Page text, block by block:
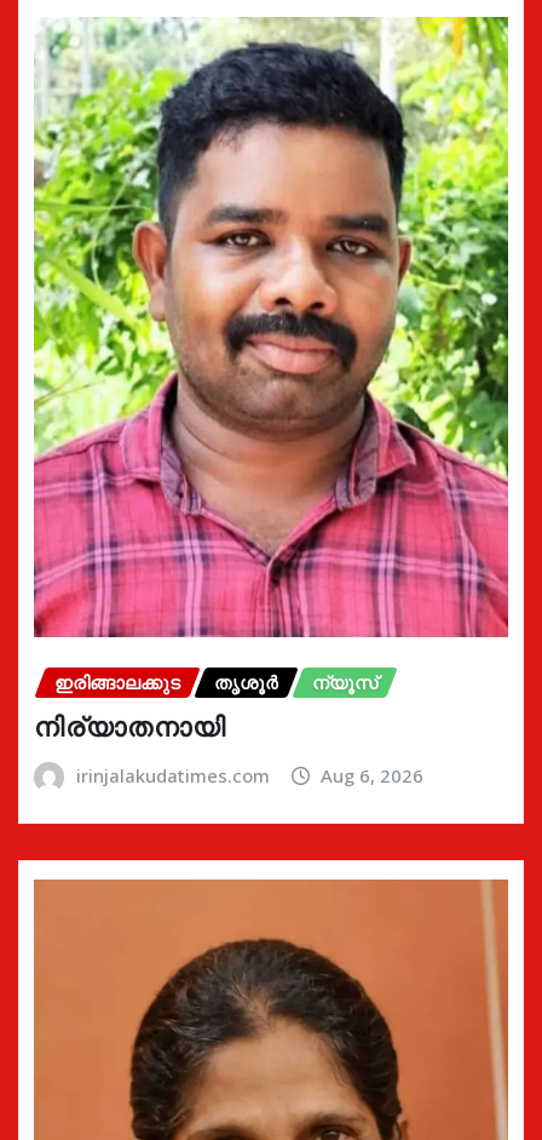
ഇരിങ്ങാലക്കുട തൃശൂർ ന്യൂസ്
നിര്യാതനായി
irinjalakudatimes.com Aug 6, 2026